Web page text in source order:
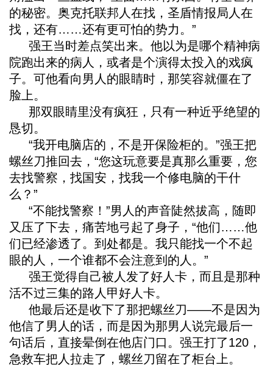
的秘密。奥克托联邦人在找，圣盾情报局人在
找，还有……还有更可怕的势力。”
强王当时差点笑出来。他以为是哪个精神病
院跑出来的病人，或者是个演得太投入的戏疯
子。可他看向男人的眼睛时，那笑容就僵在了
脸上。
那双眼睛里没有疯狂，只有一种近乎绝望的
恳切。
“我开电脑店的，不是开保险柜的。”强王把
螺丝刀推回去，“您这玩意要是真那么重要，您
去找警察，找国安，找我一个修电脑的干什
么？”
“不能找警察！”男人的声音陡然拔高，随即
又压了下去，痛苦地弓起了身子，“他们……他
们已经渗透了。到处都是。我只能找一个不起
眼的人，一个谁都不会注意到的人。”
强王觉得自己被人发了好人卡，而且是那种
活不过三集的路人甲好人卡。
他最后还是收下了那把螺丝刀——不是因为
他信了男人的话，而是因为那男人说完最后一
句话后，直接晕倒在他店门口。强王打了120，
急救车把人拉走了，螺丝刀留在了柜台上。